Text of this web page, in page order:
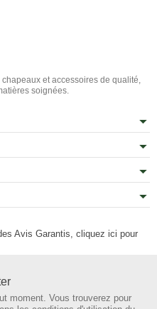
et accessoires de qualité,
soignées.
Avis Garantis, cliquez ici pour
moment. Vous trouverez pour